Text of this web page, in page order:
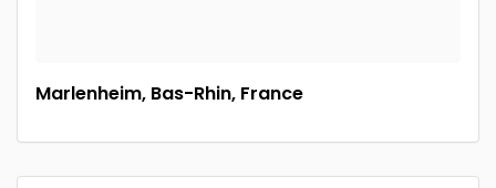
Marlenheim, Bas-Rhin, France